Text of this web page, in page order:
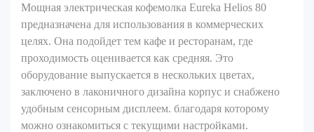
Мощная электрическая кофемолка Eureka Helios 80
предназначена для использования в коммерческих
целях. Она подойдет тем кафе и ресторанам, где
проходимость оценивается как средняя. Это
оборудование выпускается в нескольких цветах,
заключено в лаконичного дизайна корпус и снабжено
удобным сенсорным дисплеем. благодаря которому
можно ознакомиться с текущими настройками.